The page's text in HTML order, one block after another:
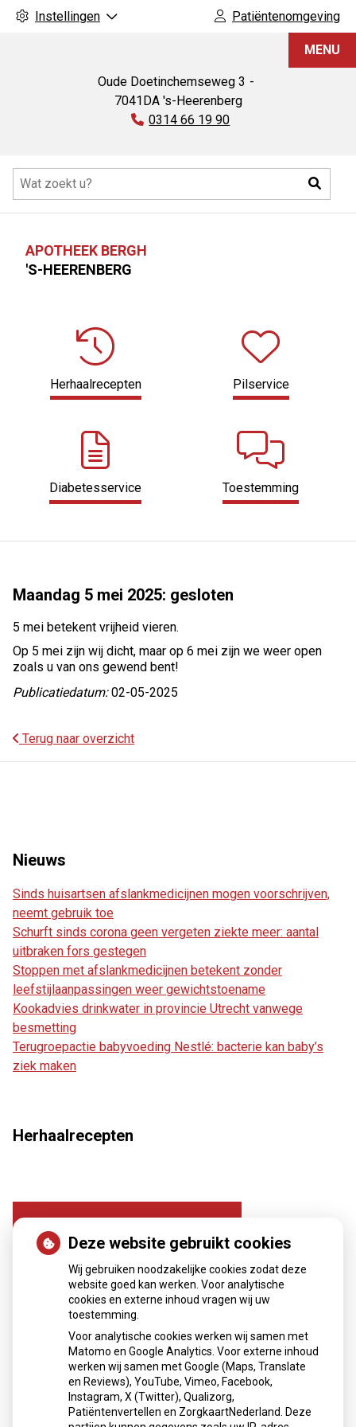
Instellingen Patiëntenomgeving
Oude Doetinchemseweg 3
7041DA 's-Heerenberg
Tel:
0314 66 19 90
MENU
APOTHEEK BERGH
'S-HEERENBERG
Herhaalrecepten Pilservice
Diabetesservice Toestemming
Maandag 5 mei 2025: gesloten
5 mei betekent vrijheid vieren.
Op 5 mei zijn wij dicht, maar op 6 mei zijn we weer open
zoals u van ons gewend bent!
Publicatiedatum:02-05-2025
Terug naar overzicht
Nieuws
Sinds huisartsen afslankmedicijnen mogen voorschrijven,
neemt gebruik toe
Schurft sinds corona geen vergeten ziekte meer: aantal
uitbraken fors gestegen
Stoppen met afslankmedicijnen betekent zonder
leefstijlaanpassingen weer gewichtstoename
Kookadvies drinkwater in provincie Utrecht vanwege
besmetting
Terugroepactie babyvoeding Nestlé: bacterie kan baby’s
ziek maken
Herhaalrecepten
Herhaalrecepten aanvragen
Patiëntenomgeving
Deze website gebruikt cookies
Wij gebruiken noodzakelijke cookies zodat deze
website goed kan werken. Voor analytische
cookies en externe inhoud vragen wij uw
toestemming.
Voor analytische cookies werken wij samen met
Matomo en Google Analytics. Voor externe inhoud
werken wij samen met Google (Maps, Translate
en Reviews), YouTube, Vimeo, Facebook,
Instagram, X (Twitter), Qualizorg,
Patiëntenvertellen en ZorgkaartNederland. Deze